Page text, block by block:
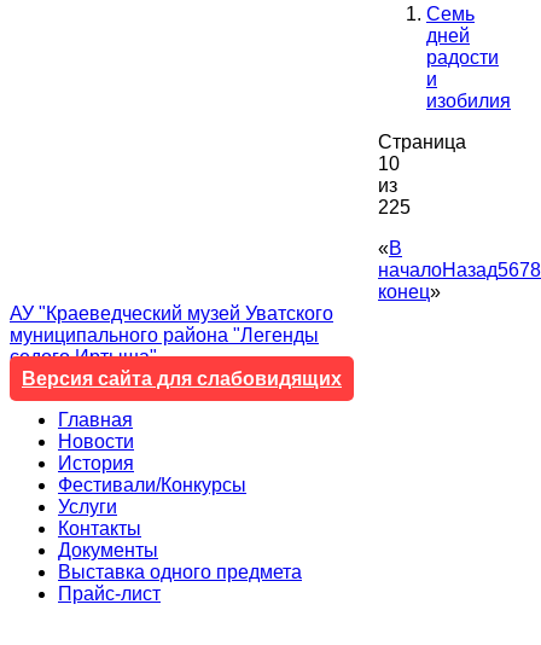
Семь
дней
радости
и
изобилия
Страница
10
из
225
«В
началоНазад5678
конец»
АУ "Краеведческий музей Уватского
муниципального района "Легенды
седого Иртыша"
Версия сайта для слабовидящих
Главная
Новости
История
Фестивали/Конкурсы
Услуги
Контакты
Документы
Выставка одного предмета
Прайс-лист